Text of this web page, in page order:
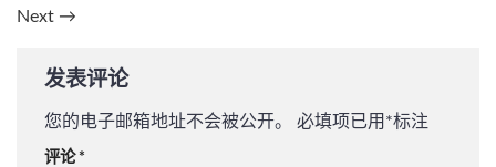
Next →
发表评论
您的电子邮箱地址不会被公开。 必填项已用 *标注
评论 *